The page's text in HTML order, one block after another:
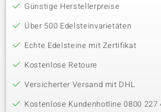
Günstige Herstellerpreise
Über 500 Edelsteinvarietäten
Echte Edelsteine mit Zertifikat
Kostenlose Retoure
Versicherter Versand mit DHL
Kostenlose Kundenhotline 0800 227